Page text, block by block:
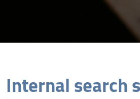
Internal search